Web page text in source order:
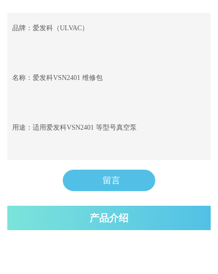
品牌：爱发科（ULVAC）
名称：爱发科VSN2401 维修包
用途：适用爱发科VSN2401 等型号真空泵
留言
产品介绍